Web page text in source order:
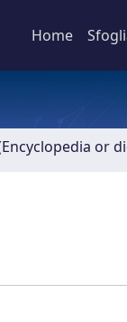
Home
or